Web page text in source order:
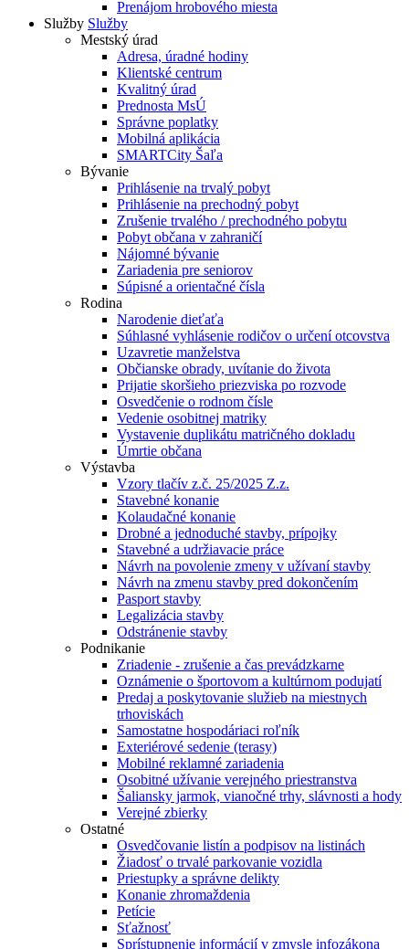
Prenájom hrobového miesta
Služby Služby
Mestský úrad
Adresa, úradné hodiny
Klientské centrum
Kvalitný úrad
Prednosta MsÚ
Správne poplatky
Mobilná aplikácia
SMARTCity Šaľa
Bývanie
Prihlásenie na trvalý pobyt
Prihlásenie na prechodný pobyt
Zrušenie trvalého / prechodného pobytu
Pobyt občana v zahraničí
Nájomné bývanie
Zariadenia pre seniorov
Súpisné a orientačné čísla
Rodina
Narodenie dieťaťa
Súhlasné vyhlásenie rodičov o určení otcovstva
Uzavretie manželstva
Občianske obrady, uvítanie do života
Prijatie skoršieho priezviska po rozvode
Osvedčenie o rodnom čísle
Vedenie osobitnej matriky
Vystavenie duplikátu matričného dokladu
Úmrtie občana
Výstavba
Vzory tlačív z.č. 25/2025 Z.z.
Stavebné konanie
Kolaudačné konanie
Drobné a jednoduché stavby, prípojky
Stavebné a udržiavacie práce
Návrh na povolenie zmeny v užívaní stavby
Návrh na zmenu stavby pred dokončením
Pasport stavby
Legalizácia stavby
Odstránenie stavby
Podnikanie
Zriadenie - zrušenie a čas prevádzkarne
Oznámenie o športovom a kultúrnom podujatí
Predaj a poskytovanie služieb na miestnych
trhoviskách
Samostatne hospodáriaci roľník
Exteriérové sedenie (terasy)
Mobilné reklamné zariadenia
Osobitné užívanie verejného priestranstva
Šaliansky jarmok, vianočné trhy, slávnosti a hody
Verejné zbierky
Ostatné
Osvedčovanie listín a podpisov na listinách
Žiadosť o trvalé parkovanie vozidla
Priestupky a správne delikty
Konanie zhromaždenia
Petície
Sťažnosť
Sprístupnenie informácií v zmysle infozákona